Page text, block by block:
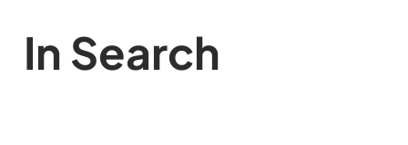
In Search